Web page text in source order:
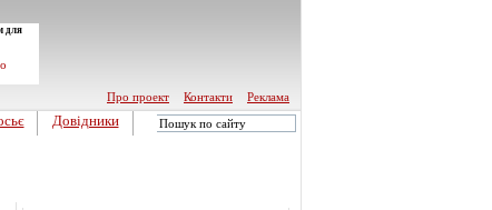
для
Про проект
Контакти Реклама
Довідники